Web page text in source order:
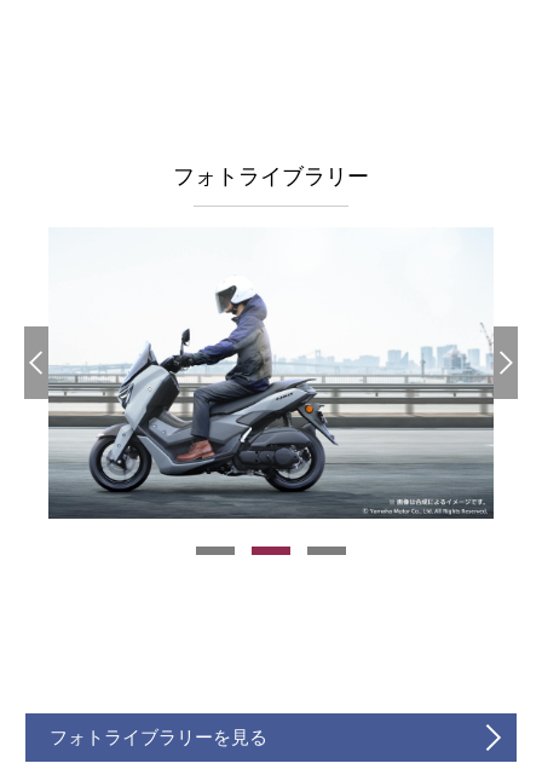
フォトライブラリー
フォトライブラリーを見る